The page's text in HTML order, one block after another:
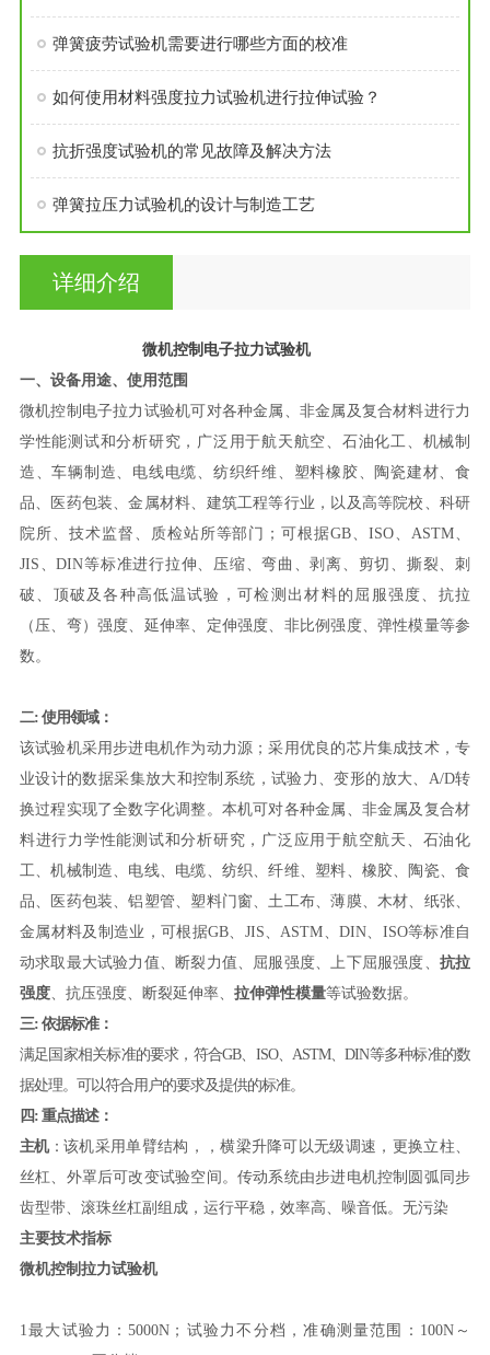
弹簧疲劳试验机需要进行哪些方面的校准
如何使用材料强度拉力试验机进行拉伸试验？
抗折强度试验机的常见故障及解决方法
弹簧拉压力试验机的设计与制造工艺
详细介绍
微机控制电子拉力试验机
一、设备用途、使用范围
微机控制电子拉力试验机可对各种金属、非金属及复合材料进行力
学性能测试和分析研究，广泛用于航天航空、石油化工、机械制
造、车辆制造、电线电缆、纺织纤维、塑料橡胶、陶瓷建材、食
品、医药包装、金属材料、建筑工程等行业，以及高等院校、科研
院所、技术监督、质检站所等部门；可根据GB、ISO、ASTM、
JIS、DIN等标准进行拉伸、压缩、弯曲、剥离、剪切、撕裂、刺
破、顶破及各种高低温试验，可检测出材料的屈服强度、抗拉
（压、弯）强度、延伸率、定伸强度、非比例强度、弹性模量等参
数。
二: 使用领域：
该试验机采用步进电机作为动力源；采用优良的芯片集成技术，专
业设计的数据采集放大和控制系统，试验力、变形的放大、A/D转
换过程实现了全数字化调整。本机可对各种金属、非金属及复合材
料进行力学性能测试和分析研究，广泛应用于航空航天、石油化
工、机械制造、电线、电缆、纺织、纤维、塑料、橡胶、陶瓷、食
品、医药包装、铝塑管、塑料门窗、土工布、薄膜、木材、纸张、
金属材料及制造业，可根据GB、JIS、ASTM、DIN、ISO等标准自
动求取最大试验力值、断裂力值、屈服强度、上下屈服强度、 抗拉
强度、抗压强度、断裂延伸率、 拉伸弹性模量等试验数据。
三: 依据标准：
满足国家相关标准的要求，符合GB、ISO、ASTM、DIN等多种标准的数
据处理。可以符合用户的要求及提供的标准。
四: 重点描述：
主机： 该机采用单臂结构，，横梁升降可以无级调速，更换立柱、
丝杠、外罩后可改变试验空间。传动系统由步进电机控制圆弧同步
齿型带、滚珠丝杠副组成，运行平稳，效率高、噪音低。无污染
主要技术指标
微机控制拉力试验机
1最大试验力：5000N；试验力不分档，准确测量范围：100N～